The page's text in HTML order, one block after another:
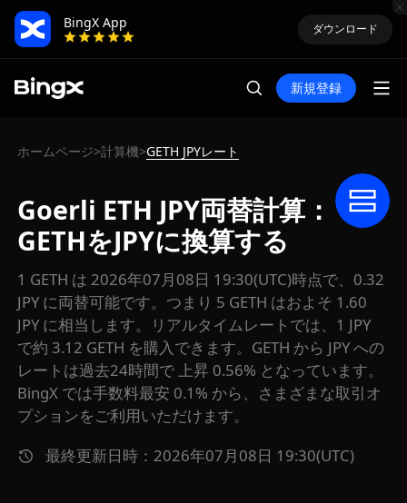
BingX App
ダウンロード
新規登録
ホームページ>計算機>GETH JPYレート
Goerli ETH JPY両替計算：
GETHをJPYに換算する
1 GETH は 2026年07月08日 19:30(UTC)時点で、0.32
JPY に両替可能です。つまり 5 GETH はおよそ 1.60
JPY に相当します。リアルタイムレートでは、1 JPY
で約 3.12 GETH を購入できます。GETH から JPY への
レートは過去24時間で 上昇 0.56% となっています。
BingX では手数料最安 0.1% から、さまざまな取引オ
プションをご利用いただけます。
最終更新日時：2026年07月08日 19:30(UTC)